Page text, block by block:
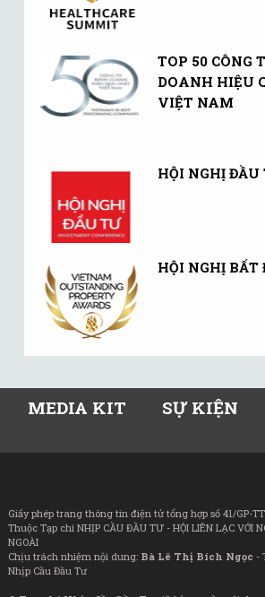
TOP 50 CÔNG
DOANH HIỆU
VIỆT NAM
HỘI NGHỊ ĐẦU
HỘI NGHỊ BẤT
MEDIA KIT SỰ KIỆN
Giấy phép trang thông tin điện tử tổng hợp số 41/GP-
Thuộc Tạp chí NHỊP CẦU ĐẦU TƯ - HỘI LIÊN LẠC VỚI
NGOÀI
Chịu trách nhiệm nội dung: Bà Lê Thị Bích Ngọc -
Nhịp Cầu Đầu Tư